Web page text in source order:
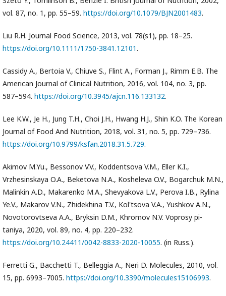
vol. 87, no. 1, pp. 55–59. https://doi.org/10.1079/BJN2001483.
Liu R.H. Journal Food Science, 2013, vol. 78(s1), pp. 18–25.
https://doi.org/10.1111/1750-3841.12101.
Cassidy A., Bertoia V., Chiuve S., Flint A., Forman J., Rimm E.B. The
American Journal of Clinical Nutrition, 2016, vol. 104, no. 3, pp.
587–594. https://doi.org/10.3945/ajcn.116.133132.
Lee K.W., Je H., Jung T.H., Choi J.H., Hwang H.J., Shin K.O. The Korean
Journal of Food And Nutrition, 2018, vol. 31, no. 5, pp. 729–736.
https://doi.org/10.9799/ksfan.2018.31.5.729.
Akimov M.Yu., Bessonov V.V., Koddentsova V.M., Eller K.I.,
Vrzhesinskaya O.A., Beketova N.A., Kosheleva O.V., Bogarchuk M.N.,
Malinkin A.D., Makarenko M.A., Shevyakova L.V., Perova I.B., Rylina
Ye.V., Makarov V.N., Zhidekhina T.V., Kol'tsova V.A., Yushkov A.N.,
Novotorovtseva A.A., Bryksin D.M., Khromov N.V. Voprosy pi-
taniya, 2020, vol. 89, no. 4, pp. 220–232.
https://doi.org/10.24411/0042-8833-2020-10055. (in Russ.).
Ferretti G., Bacchetti T., Belleggia A., Neri D. Molecules, 2010, vol.
15, pp. 6993–7005. https://doi.org/10.3390/molecules15106993.